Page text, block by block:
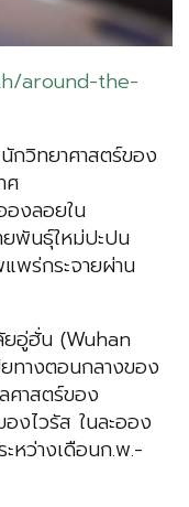
around-the-
กวิทยาศาสตร์ของ
ศ
งลอยใน
ยพันธุ์ใหม่ปะปน
พร่กระจายผ่าน
ยอู่ฮั่น (Wuhan
างตอนกลางของ
าสตร์ของ
งไวรัส ในละออง
หว่างเดือนก.พ.-